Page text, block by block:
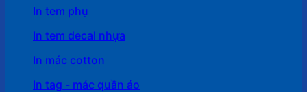
In tem phụ
In tem decal nhựa
In mác cotton
In tag - mác quần áo